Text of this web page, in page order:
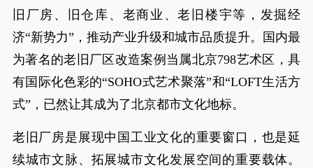
旧厂房、旧仓库、老商业、老旧楼宇等，发掘经
济“新势力”，推动产业升级和城市品质提升。国内最
为著名的老旧厂区改造案例当属北京798艺术区，具
有国际化色彩的“SOHO式艺术聚落”和“LOFT生活方
式”，已然让其成为了北京都市文化地标。
老旧厂房是展现中国工业文化的重要窗口，也是延
续城市文脉、拓展城市文化发展空间的重要载体。